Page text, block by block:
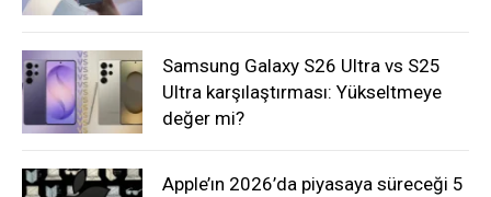
Samsung Galaxy S26 Ultra vs S25
Ultra karşılaştırması: Yükseltmeye
değer mi?
Apple’ın 2026’da piyasaya süreceği 5